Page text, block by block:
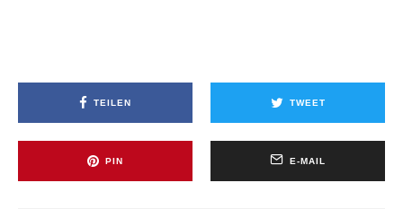
TEILEN TWEET
PIN E-MAIL